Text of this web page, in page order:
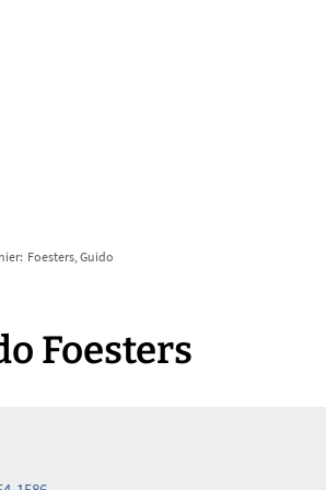
Foesters, Guido
Foesters